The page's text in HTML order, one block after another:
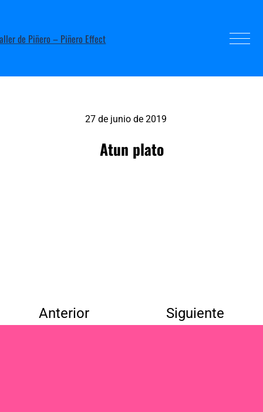
27 de junio de 2019
Atun plato
Anterior Siguiente